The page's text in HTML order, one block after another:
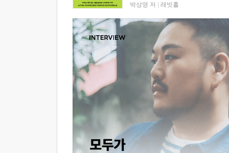
박상영 저 래빗홀